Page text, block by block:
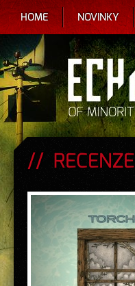
HOME NOVINKY
RECENZE